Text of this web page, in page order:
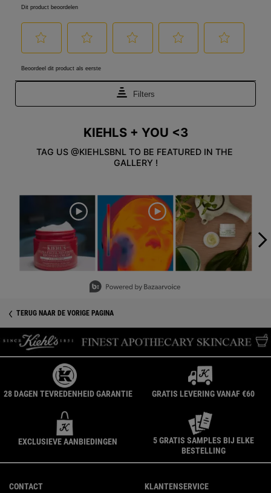
KIEHLS + YOU <3
TAG US @KIEHLSBNL TO BE FEATURED IN THE
GALLERY !
Media Carousel
Carousel with product photos. Use the previous and next buttons
TERUG NAAR DE VORIGE PAGINA
28 DAGEN TEVREDENHEID GARANTIE GRATIS LEVERING VANAF €60
EXCLUSIEVE AANBIEDINGEN
5 GRATIS SAMPLES BIJ ELKE
BESTELLING
CONTACT KLANTENSERVICE